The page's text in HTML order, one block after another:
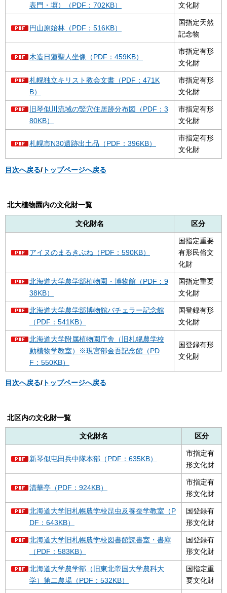
表門・塀）（PDF：702KB）
文化財
円山原始林（PDF：516KB）
国指定天然
記念物
木造日蓮聖人坐像（PDF：459KB）
市指定有形
文化財
札幌独立キリスト教会文書（PDF：471K
B）
市指定有形
文化財
旧琴似川流域の竪穴住居跡分布図（PDF：3
80KB）
市指定有形
文化財
札幌市N30遺跡出土品（PDF：396KB）
市指定有形
文化財
目次へ戻る/ トップページへ戻る
北大植物園内の文化財一覧
文化財名 区分
アイヌのまるきぶね（PDF：590KB）
国指定重要
有形民俗文
化財
北海道大学農学部植物園・博物館（PDF：9
38KB）
国指定重要
文化財
北海道大学農学部博物館バチェラー記念館
（PDF：541KB）
国登録有形
文化財
北海道大学附属植物園庁舎（旧札幌農学校
動植物学教室）※現宮部金吾記念館（PD
F：550KB）
国登録有形
文化財
目次へ戻る/ トップページへ戻る
北区内の文化財一覧
文化財名 区分
新琴似屯田兵中隊本部（PDF：635KB）
市指定有
形文化財
清華亭（PDF：924KB）
市指定有
形文化財
北海道大学旧札幌農学校昆虫及養蚕学教室（P
DF：643KB）
国登録有
形文化財
北海道大学旧札幌農学校図書館読書室・書庫
（PDF：583KB）
国登録有
形文化財
北海道大学農学部（旧東北帝国大学農科大
学）第二農場（PDF：532KB）
国指定重
要文化財